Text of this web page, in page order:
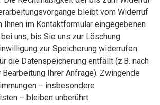
bleibt vom Widerruf
Ihnen im Kontaktformular eingegebenen
uns, bis Sie uns zur Löschung
zur Speicherung widerrufen
die Datenspeicherung entfällt (z.B. nach
Ihrer Anfrage). Zwingende
– insbesondere
– bleiben unberührt.